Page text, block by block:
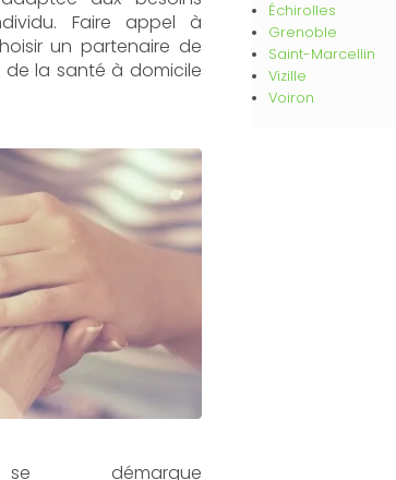
Faire appel à
un partenaire de
la santé à domicile
Échirolles
Grenoble
Saint-Marcellin
Vizille
Voiron